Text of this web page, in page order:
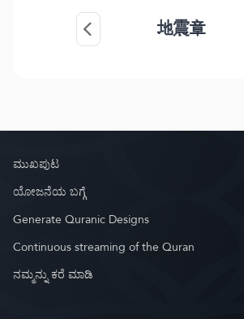
地震章
ಮುಖಪುಟ
ಯೋಜನೆಯ ಬಗ್ಗೆ
Generate Quranic Designs
Continuous streaming of the Quran
ನಮ್ಮನ್ನು ಕರೆ ಮಾಡಿ